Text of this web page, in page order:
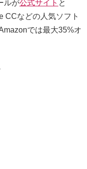
ルが公式サイト と
CCなどの人気ソフト
では最大35%オ